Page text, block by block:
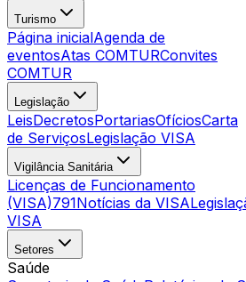
Turismo
Página inicialAgenda de
eventosAtas COMTURConvites
COMTUR
Legislação
LeisDecretosPortariasOfíciosCarta
de ServiçosLegislação VISA
Vigilância Sanitária
Licenças de Funcionamento
(VISA)791Notícias da VISA
VISA
Setores
Saúde